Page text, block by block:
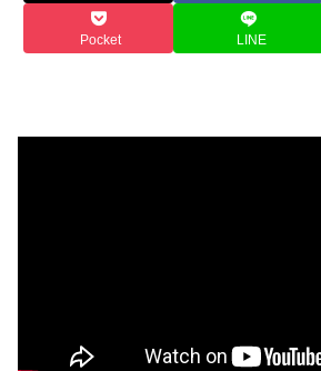
Pocket LINE